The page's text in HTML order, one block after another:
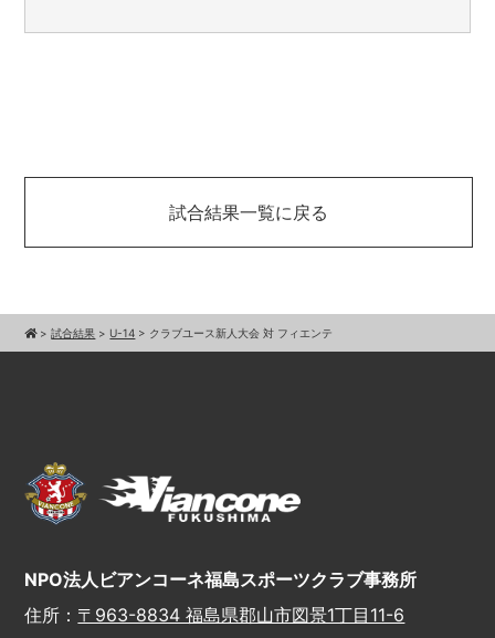
試合結果一覧に戻る
>試合結果 > U-14 > クラブユース新人大会 対 フィエンテ
NPO法人ビアンコーネ福島スポーツクラブ事務所
住所： 〒963-8834 福島県郡山市図景1丁目11-6